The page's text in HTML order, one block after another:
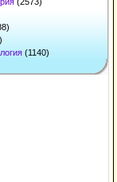
(1140)